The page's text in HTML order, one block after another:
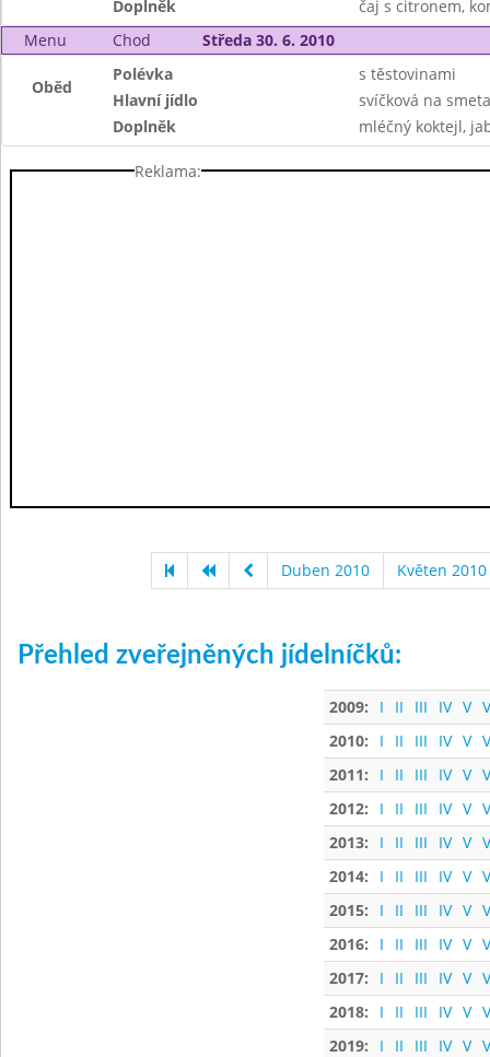
Doplněk
čaj s citronem,
Menu
Chod Středa 30. 6. 2010
Oběd
Polévka
s těstovinami
Hlavní jídlo
svíčková na
Doplněk
mléčný koktejl,
Reklama:
Duben 2010 Květen 2010
Přehled zveřejněných jídelníčků:
2009: I II III IV V
2010:
I II III IV V
2011:
I II III IV V
2012:
I II III IV V
2013:
I II III IV V
2014:
I II III IV V
2015:
I II III IV V
2016:
I II III IV V
2017:
I II III IV V
2018:
I II III IV V
2019:
I II III IV V